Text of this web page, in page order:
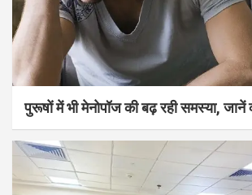
पुरूषों में भी मेनोपॉज की बढ़ रही समस्या, जानें